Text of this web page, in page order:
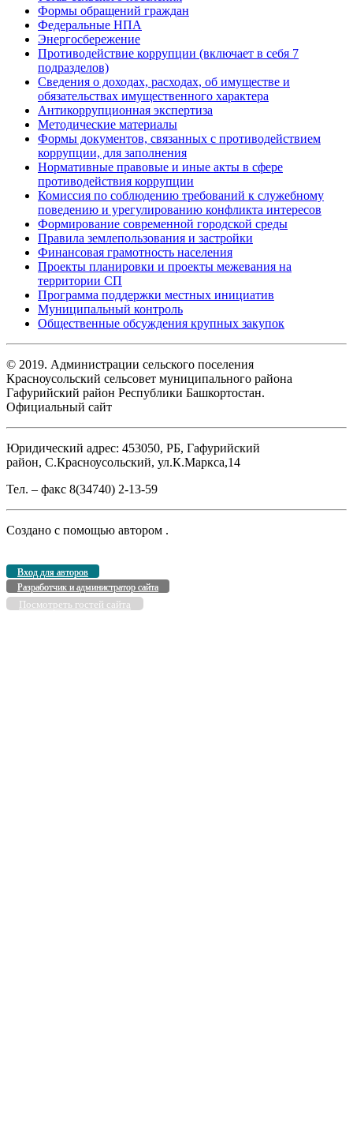
Формы обращений граждан
Федеральные НПА
Энергосбережение
Противодействие коррупции (включает в себя 7
подразделов)
Сведения о доходах, расходах, об имуществе и
обязательствах имущественного характера
Антикоррупционная экспертиза
Методические материалы
Формы документов, связанных с противодействием
коррупции, для заполнения
Нормативные правовые и иные акты в сфере
противодействия коррупции
Комиссия по соблюдению требований к служебному
поведению и урегулированию конфликта интересов
Формирование современной городской среды
Правила землепользования и застройки
Финансовая грамотность населения
Проекты планировки и проекты межевания на
территории СП
Программа поддержки местных инициатив
Муниципальный контроль
Общественные обсуждения крупных закупок
© 2019. Администрации сельского поселения
Красноусольский сельсовет муниципального района
Гафурийский район Республики Башкортостан.
Официальный сайт
Юридический адрес: 453050, РБ, Гафурийский
район, С.Красноусольский, ул.К.Маркса,14
Тел. – факс 8(34740) 2-13-59
Создано с помощью автором .
Вход для авторов
Разработчик и администратор сайта
Посмотреть гостей сайта